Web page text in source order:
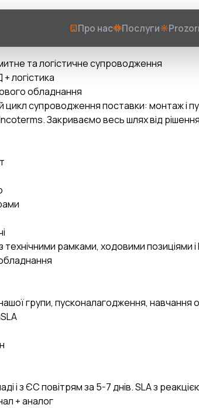
Про нас Послуги
та логістичне супроводження
логістика
обладнання
цикл супроводження поставки: монтаж і
Закриваємо весь шлях від
рамками, ходовими позиціями
групи, пусконалагодження, навчання
SLA
і з ЄС повітрям за 5-7 днів. SLA з
+ аналог